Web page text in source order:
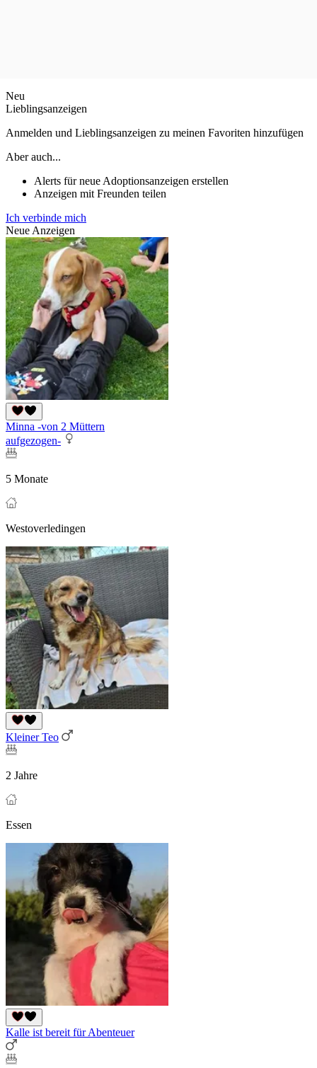
Neu
Lieblingsanzeigen
Anmelden und Lieblingsanzeigen zu meinen Favoriten hinzufügen
Aber auch...
Alerts für neue Adoptionsanzeigen erstellen
Anzeigen mit Freunden teilen
Ich verbinde mich
Neue Anzeigen
Minna -von 2 Müttern
aufgezogen-
5 Monate
Westoverledingen
Kleiner Teo
2 Jahre
Essen
Kalle ist bereit für Abenteuer